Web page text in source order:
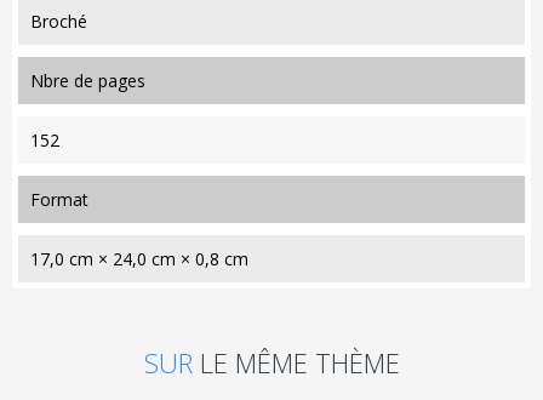
Broché
nbre de pages
152
format
17,0 cm × 24,0 cm × 0,8 cm
SUR LE MÊME THÈME